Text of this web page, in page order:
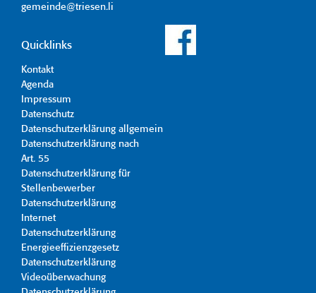
gemeinde@triesen.li
Quicklinks
Kontakt
Agenda
Impressum
Datenschutz
Datenschutzerklärung allgemein
Datenschutzerklärung nach
Art. 55
Datenschutzerklärung für
Stellenbewerber
Datenschutzerklärung
Internet
Datenschutzerklärung
Energieeffizienzgesetz
Datenschutzerklärung
Videoüberwachung